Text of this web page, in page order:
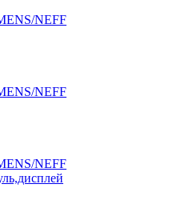
NEFF
NEFF
NEFF